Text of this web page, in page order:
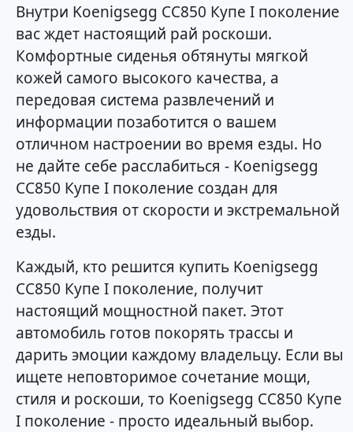
Внутри Koenigsegg CC850 Купе I поколение
вас ждет настоящий рай роскоши.
Комфортные сиденья обтянуты мягкой
кожей самого высокого качества, а
передовая система развлечений и
информации позаботится о вашем
отличном настроении во время езды. Но
не дайте себе расслабиться - Koenigsegg
CC850 Купе I поколение создан для
удовольствия от скорости и экстремальной
езды.
Каждый, кто решится купить Koenigsegg
CC850 Купе I поколение, получит
настоящий мощностной пакет. Этот
автомобиль готов покорять трассы и
дарить эмоции каждому владельцу. Если вы
ищете неповторимое сочетание мощи,
стиля и роскоши, то Koenigsegg CC850 Купе
I поколение - просто идеальный выбор.